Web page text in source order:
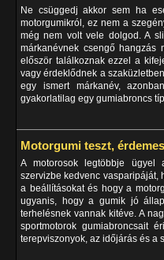
Ne csüggedj akkor sem ha
motorgumikról, ez nem a
még nem volt vele dolgod. A
márkanévnek csengő hangzás
először találkoznak ezzel a
vagy érdeklődnek a
egy ismert márkanév,
gyakorlatilag egy gumiabroncs
Motorgumi teszt,
A motorosok legtöbbje ügyel
szervizbe kedvenc vasparipáját,
a beállításokat és hogy a
ugyanis, hogy a gumik jó
terhelésnek vannak kitéve. A
sportmotorok gumiabroncsait
terepviszonyok, az időjárás és a